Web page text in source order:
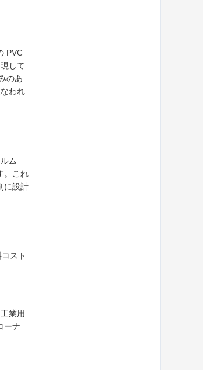
PVC
して
のあ
われ
ム
。これ
に設計
スト
業用
ーナ